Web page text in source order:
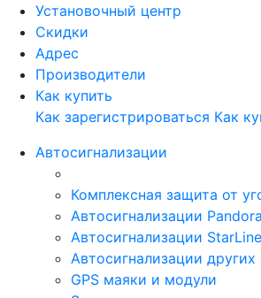
Установочный центр
Скидки
Адрес
Производители
Как купить
Как зарегистрироваться Как
Автосигнализации
Комплексная защита от
Автосигнализации Pandora
Автосигнализации StarLine
Автосигнализации
GPS маяки и модули